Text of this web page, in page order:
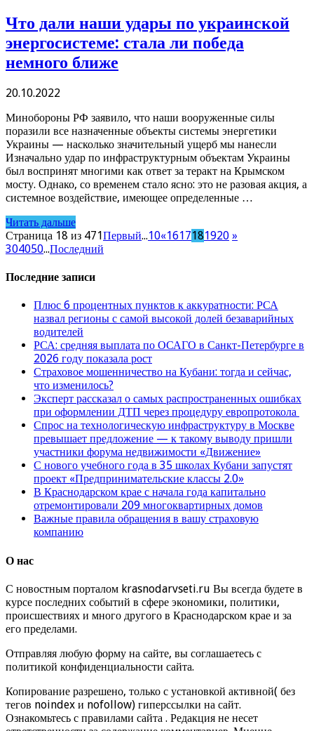
Что дали наши удары по украинской
энергосистеме: стала ли победа
немного ближе
20.10.2022
Минобороны РФ заявило, что наши вооруженные силы
поразили все назначенные объекты системы энергетики
Украины — насколько значительный ущерб мы нанесли
Изначально удар по инфраструктурным объектам Украины
был воспринят многими как ответ за теракт на Крымском
мосту. Однако, со временем стало ясно: это не разовая акция, а
системное воздействие, имеющее определенные …
Читать дальше
Страница 18 из 471Первый...10«1617181920 »
304050...Последний
Последние записи
Плюс 6 процентных пунктов к аккуратности: РСА
назвал регионы с самой высокой долей безаварийных
водителей
РСА: средняя выплата по ОСАГО в Санкт-Петербурге в
2026 году показала рост
Страховое мошенничество на Кубани: тогда и сейчас,
что изменилось?
Эксперт рассказал о самых распространенных ошибках
при оформлении ДТП через процедуру европротокола
Спрос на технологическую инфраструктуру в Москве
превышает предложение — к такому выводу пришли
участники форума недвижимости «Движение»
С нового учебного года в 35 школах Кубани запустят
проект «Предпринимательские классы 2.0»
В Краснодарском крае с начала года капитально
отремонтировали 209 многоквартирных домов
Важные правила обращения в вашу страховую
компанию
О нас
С новостным порталом krasnodarvseti.ru Вы всегда будете в
курсе последних событий в сфере экономики, политики,
происшествиях и много другого в Краснодарском крае и за
его пределами.
Отправляя любую форму на сайте, вы соглашаетесь с
политикой конфиденциальности сайта.
Копирование разрешено, только с установкой активной( без
тегов noindex и nofollow) гиперссылки на сайт.
Ознакомьтесь с правилами сайта . Редакция не несет